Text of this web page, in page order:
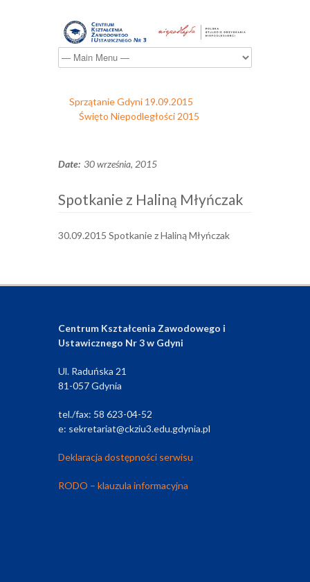
Sprzątanie Gdyni 19.09.2015
Święto Niepodległości 2015
Date: 30 września, 2015
Spotkanie z Haliną Młyńczak
30.09.2015 Spotkanie z Haliną Młyńczak
Centrum Kształcenia Zawodowego i
Ustawicznego Nr 3 w Gdyni
Ul. Raduńska 21
81-057 Gdynia
tel./fax: 58 623-04-52
e: sekretariat@ckziu3.edu.gdynia.pl
Deklaracja dostępności serwisu
RODO – klauzula informacyjna